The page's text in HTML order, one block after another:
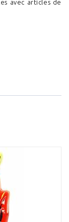
avec articles de